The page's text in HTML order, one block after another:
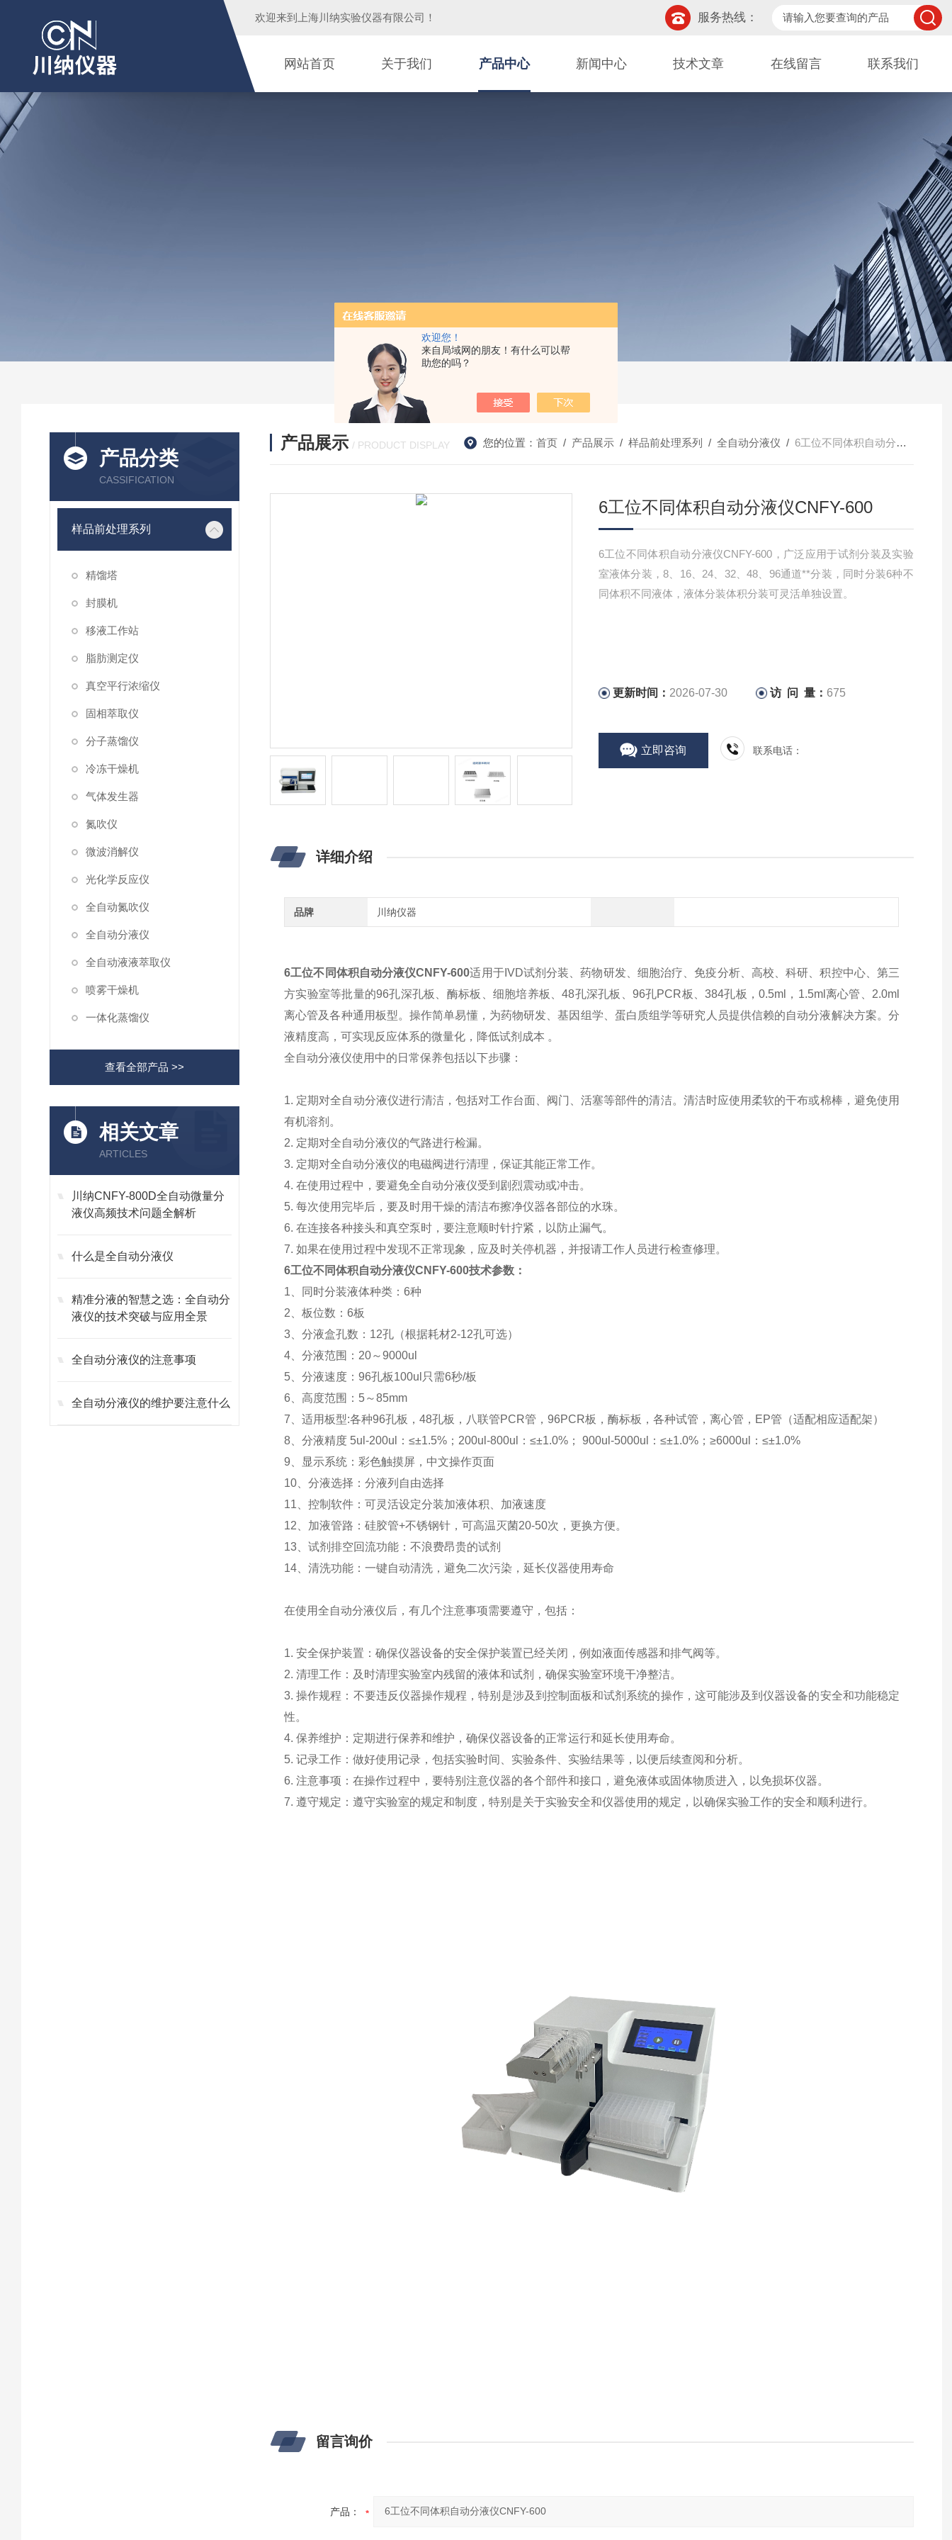
欢迎您！
来自局域网的朋友！有什么可以帮
助您的吗？
欢迎来到 上海川纳实验仪器有限公司 ！ 服务热线：
网站首页 关于我们 产品中心 新闻中心 技术文章 在线留言 联系我们
产品分类
CASSIFICATION
样品前处理系列
精馏塔
封膜机
移液工作站
脂肪测定仪
真空平行浓缩仪
固相萃取仪
分子蒸馏仪
冷冻干燥机
气体发生器
氮吹仪
微波消解仪
光化学反应仪
全自动氮吹仪
全自动分液仪
全自动液液萃取仪
喷雾干燥机
一体化蒸馏仪
查看全部产品 >>
相关文章
ARTICLES
川纳CNFY-800D全自动微量分
液仪高频技术问题全解析
什么是全自动分液仪
精准分液的智慧之选：全自动分
液仪的技术突破与应用全景
全自动分液仪的注意事项
全自动分液仪的维护要注意什么
产品展示 / PRODUCT DISPLAY 您的位置： 首页/ 产品展示/ 样品前处理系列 / 全自动分液仪 / 6工位不同体积自动分液仪CNFY-600
6工位不同体积自动分液仪CNFY-600
6工位不同体积自动分液仪CNFY-600，广泛应用于试剂分装及实验
室液体分装，8、16、24、32、48、96通道**分装，同时分装6种不
同体积不同液体，液体分装体积分装可灵活单独设置。
更新时间： 2026-07-30 访 问 量： 675
立即咨询 联系电话：
详细介绍
品牌 川纳仪器
6工位不同体积自动分液仪CNFY-600适用于IVD试剂分装、药物研发、细胞治疗、免疫分析、高校、科研、积控中心、第三
方实验室等批量的96孔深孔板、酶标板、细胞培养板、48孔深孔板、96孔PCR板、384孔板，0.5ml，1.5ml离心管、2.0ml
离心管及各种通用板型。操作简单易懂，为药物研发、基因组学、蛋白质组学等研究人员提供信赖的自动分液解决方案。分
液精度高，可实现反应体系的微量化，降低试剂成本 。
全自动分液仪使用中的日常保养包括以下步骤：
1. 定期对全自动分液仪进行清洁，包括对工作台面、阀门、活塞等部件的清洁。清洁时应使用柔软的干布或棉棒，避免使用
有机溶剂。
2. 定期对全自动分液仪的气路进行检漏。
3. 定期对全自动分液仪的电磁阀进行清理，保证其能正常工作。
4. 在使用过程中，要避免全自动分液仪受到剧烈震动或冲击。
5. 每次使用完毕后，要及时用干燥的清洁布擦净仪器各部位的水珠。
6. 在连接各种接头和真空泵时，要注意顺时针拧紧，以防止漏气。
7. 如果在使用过程中发现不正常现象，应及时关停机器，并报请工作人员进行检查修理。
6工位不同体积自动分液仪CNFY-600技术参数：
1、同时分装液体种类：6种
2、板位数：6板
3、分液盒孔数：12孔（根据耗材2-12孔可选）
4、分液范围：20～9000ul
5、分液速度：96孔板100ul只需6秒/板
6、高度范围：5～85mm
7、适用板型:各种96孔板，48孔板，八联管PCR管，96PCR板，酶标板，各种试管，离心管，EP管（适配相应适配架）
8、分液精度 5ul-200ul：≤±1.5%；200ul-800ul：≤±1.0%； 900ul-5000ul：≤±1.0%；≥6000ul：≤±1.0%
9、显示系统：彩色触摸屏，中文操作页面
10、分液选择：分液列自由选择
11、控制软件：可灵活设定分装加液体积、加液速度
12、加液管路：硅胶管+不锈钢针，可高温灭菌20-50次，更换方便。
13、试剂排空回流功能：不浪费昂贵的试剂
14、清洗功能：一键自动清洗，避免二次污染，延长仪器使用寿命
在使用全自动分液仪后，有几个注意事项需要遵守，包括：
1. 安全保护装置：确保仪器设备的安全保护装置已经关闭，例如液面传感器和排气阀等。
2. 清理工作：及时清理实验室内残留的液体和试剂，确保实验室环境干净整洁。
3. 操作规程：不要违反仪器操作规程，特别是涉及到控制面板和试剂系统的操作，这可能涉及到仪器设备的安全和功能稳定
性。
4. 保养维护：定期进行保养和维护，确保仪器设备的正常运行和延长使用寿命。
5. 记录工作：做好使用记录，包括实验时间、实验条件、实验结果等，以便后续查阅和分析。
6. 注意事项：在操作过程中，要特别注意仪器的各个部件和接口，避免液体或固体物质进入，以免损坏仪器。
7. 遵守规定：遵守实验室的规定和制度，特别是关于实验安全和仪器使用的规定，以确保实验工作的安全和顺利进行。
留言询价
产品：